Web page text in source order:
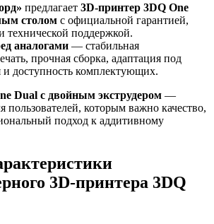
предлагает 3D-принтер 3DQ One
столом с официальной гарантией,
технической поддержкой.
аналогами — стабильная
прочная сборка, адаптация под
и доступность комплектующих.
Dual с двойным экструдером —
которым важно качество,
подход к аддитивному
3D-принтера 3DQ